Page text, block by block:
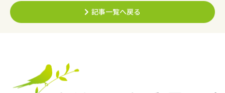
記事一覧へ戻る